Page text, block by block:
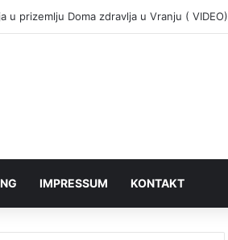
u prizemlju Doma zdravlja u Vranju ( VIDEO)
IMPRESSUM KONTAKT